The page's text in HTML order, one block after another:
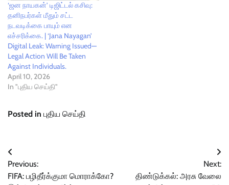
‘ஜன நாயகன்’ டிஜிட்டல் கசிவு:
தனிநபர்கள் மீதும் சட்ட
நடவடிக்கை பாயும் என
எச்சரிக்கை. | ‘Jana Nayagan’
Digital Leak: Warning Issued—
Legal Action Will Be Taken
Against Individuals.
April 10, 2026
In "புதிய செய்தி"
Posted in புதிய செய்தி
Post
navigation
Previous:
FIFA: பழிதீர்க்குமா மொராக்கோ?
Next:
திண்டுக்கல்: அரசு வேலை